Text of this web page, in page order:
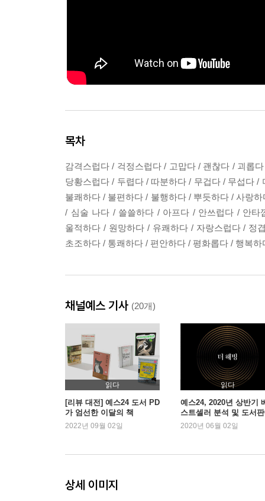
목차
감격스럽다 / 걱정스럽다 / 고맙다 / 괜찮다 / 괴롭
당황스럽다 / 두렵다 / 따분하다 / 무겁다 / 무섭다
불쾌하다 / 불편하다 / 불행하다 / 뿌듯하다 / 사랑
/ 심술 나다 / 쓸쓸하다 / 아프다 / 안쓰럽다 / 안
울적하다 / 원망하다 / 유쾌하다 / 자랑스럽다 / 정
초조하다 / 통쾌하다 / 편안하다 / 평화롭다 / 행복
채널예스 기사 (20개)
읽다
[리뷰 대전] 예스24 도서 PD
가 엄선한 이달의 책
2022년 09월 02일
읽다
예스24, 2020년 상반기
스트셀러 분석 및 도서
동향 발표
2020년 06월 02일
상세 이미지